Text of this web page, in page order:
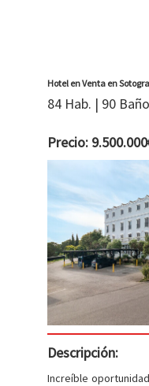
Hotel en Venta en
84 Hab. | 90
Precio:
Descripción:
Increíble